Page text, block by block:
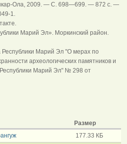
Ола, 2009. — С. 698—699. — 872 с. —
1.
Марий Эл». Моркинский район.
Республики Марий Эл "О мерах по
археологических памятников и
Марий Эл" № 298 от
Размер
177.33 КБ